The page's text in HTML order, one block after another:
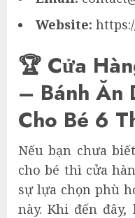
Website:
🏆 Cửa
– Bánh Ăn
Cho Bé 6
Nếu bạn chưa
cho bé thì cửa
sự lựa chọn phù
này. Khi đến